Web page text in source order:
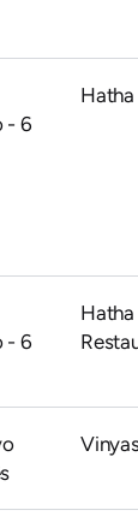
- 6
Hatha
- 6
Hatha